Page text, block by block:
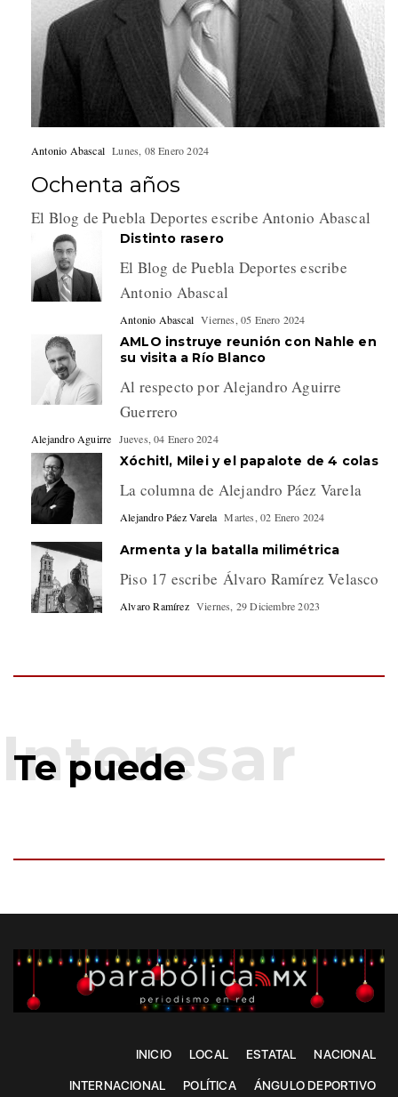
Antonio Abascal Lunes, 08 Enero 2024
Ochenta años
El Blog de Puebla Deportes escribe Antonio Abascal
Distinto rasero
El Blog de Puebla Deportes escribe
Antonio Abascal
Antonio Abascal Viernes, 05 Enero 2024
AMLO instruye reunión con Nahle en
su visita a Río Blanco
Al respecto por Alejandro Aguirre
Guerrero
Alejandro Aguirre Jueves, 04 Enero 2024
Xóchitl, Milei y el papalote de 4 colas
La columna de Alejandro Páez Varela
Alejandro Páez Varela Martes, 02 Enero 2024
Armenta y la batalla milimétrica
Piso 17 escribe Álvaro Ramírez Velasco
Alvaro Ramírez Viernes, 29 Diciembre 2023
Te puede
INICIO LOCAL ESTATAL NACIONAL
INTERNACIONAL POLÍTICA ÁNGULO DEPORTIVO